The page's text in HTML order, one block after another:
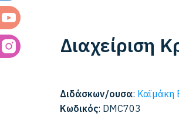
Διαχείριση
Διδάσκων/ουσα: Καϊμάκη
Κωδικός: DMC703